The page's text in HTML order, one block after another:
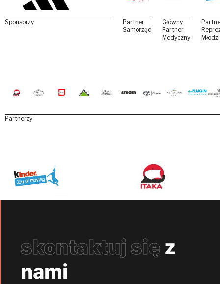
Sponsorzy
Partner
Samorządowy
Główny
Partner
Medyczny
Partnerzy
skontaktuj się z
nami